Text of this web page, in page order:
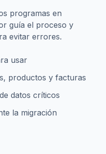
programas en
guía el proceso y
evitar errores.
usar
productos y facturas
datos críticos
la migración